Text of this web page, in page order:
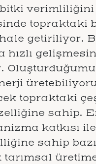
verimliliğini
topraktaki
getiriliyor.
topraktaki
sahip.
katkısı
sahip